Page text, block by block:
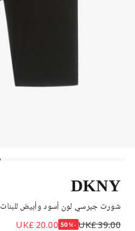
DKNY
شورت جيرسي لون أسود وأبيض للبنات
UK£ 39.00
-50%
UK£ 20.00